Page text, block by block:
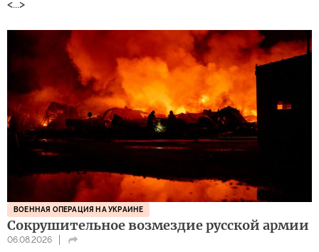
<...>
ВОЕННАЯ ОПЕРАЦИЯ НА УКРАИНЕ
Сокрушительное возмездие русской армии
06.08.2026